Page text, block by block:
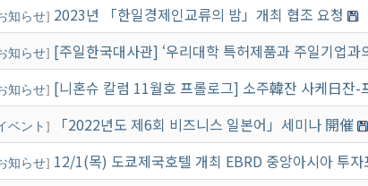
問い合わせ
知らせ] 2023년 「한일경제인교류의 밤」개최 협조 요청
知らせ] [주일한국대사관] ‘우리대학 특허제품과 주일기업과
知らせ] [니혼슈 칼럼 11월호 프롤로그] 소주韓잔 사케日잔-
ベント] 「2022년도 제6회 비즈니스 일본어」세미나 開催
知らせ] 12/1(목) 도쿄제국호텔 개최 EBRD 중앙아시아 투